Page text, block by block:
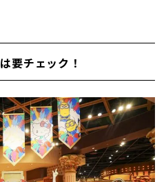
要チェック！